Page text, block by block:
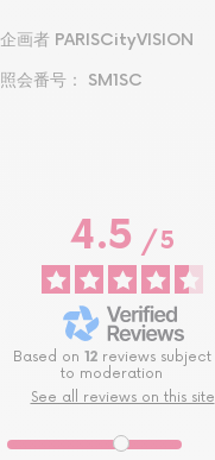
企画者 PARISCityVISION
照会番号： SM1SC
4.5 / 5
Based on 12 reviews subject
to moderation
See all reviews on this site